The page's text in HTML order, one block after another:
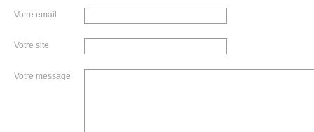
Votre email
Votre site
Votre message